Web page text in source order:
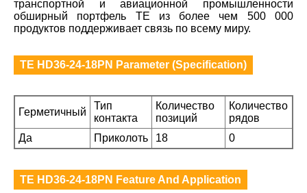
транспортной и авиационной промышленности
обширный портфель TE из более чем 500 000
продуктов поддерживает связь по всему миру.
TE HD36-24-18PN Parameter (Specification)
Герметичный
Тип
контакта
Количество
позиций
Количество
рядов
Да
Приколоть 18 0
TE HD36-24-18PN Feature And Application